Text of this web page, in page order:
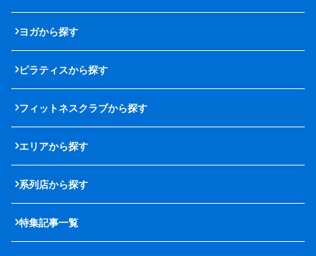
ヨガから探す
ピラティスから探す
フィットネスクラブから探す
エリアから探す
系列店から探す
特集記事一覧